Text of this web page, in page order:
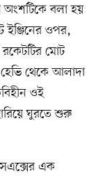
অংশটিকে বলা হয়
ইঞ্জিনের ওপর,
মোট
থেকে আলাদা
ওই
ঘুরতে শুরু
এক